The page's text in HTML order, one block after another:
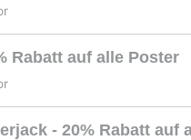
Rabatt auf alle Poster
- 20% Rabatt auf